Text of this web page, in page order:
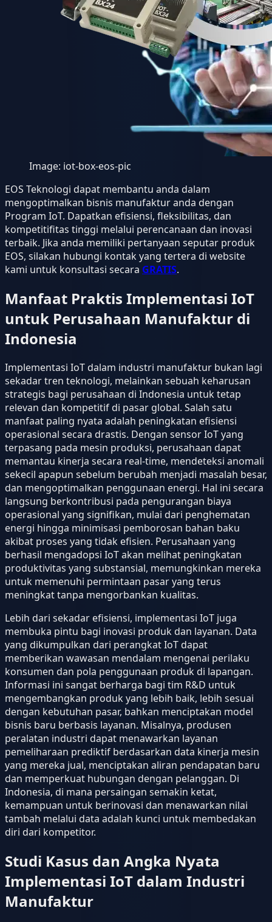
Image: iot-box-eos-pic
EOS Teknologi dapat membantu anda dalam
mengoptimalkan bisnis manufaktur anda dengan
Program IoT. Dapatkan efisiensi, fleksibilitas, dan
kompetitifitas tinggi melalui perencanaan dan inovasi
terbaik. Jika anda memiliki pertanyaan seputar produk
EOS, silakan hubungi kontak yang tertera di website
kami untuk konsultasi secara GRATIS.
Manfaat Praktis Implementasi IoT
untuk Perusahaan Manufaktur di
Indonesia
Implementasi IoT dalam industri manufaktur bukan lagi
sekadar tren teknologi, melainkan sebuah keharusan
strategis bagi perusahaan di Indonesia untuk tetap
relevan dan kompetitif di pasar global. Salah satu
manfaat paling nyata adalah peningkatan efisiensi
operasional secara drastis. Dengan sensor IoT yang
terpasang pada mesin produksi, perusahaan dapat
memantau kinerja secara real-time, mendeteksi anomali
sekecil apapun sebelum berubah menjadi masalah besar,
dan mengoptimalkan penggunaan energi. Hal ini secara
langsung berkontribusi pada pengurangan biaya
operasional yang signifikan, mulai dari penghematan
energi hingga minimisasi pemborosan bahan baku
akibat proses yang tidak efisien. Perusahaan yang
berhasil mengadopsi IoT akan melihat peningkatan
produktivitas yang substansial, memungkinkan mereka
untuk memenuhi permintaan pasar yang terus
meningkat tanpa mengorbankan kualitas.
Lebih dari sekadar efisiensi, implementasi IoT juga
membuka pintu bagi inovasi produk dan layanan. Data
yang dikumpulkan dari perangkat IoT dapat
memberikan wawasan mendalam mengenai perilaku
konsumen dan pola penggunaan produk di lapangan.
Informasi ini sangat berharga bagi tim R&D untuk
mengembangkan produk yang lebih baik, lebih sesuai
dengan kebutuhan pasar, bahkan menciptakan model
bisnis baru berbasis layanan. Misalnya, produsen
peralatan industri dapat menawarkan layanan
pemeliharaan prediktif berdasarkan data kinerja mesin
yang mereka jual, menciptakan aliran pendapatan baru
dan memperkuat hubungan dengan pelanggan. Di
Indonesia, di mana persaingan semakin ketat,
kemampuan untuk berinovasi dan menawarkan nilai
tambah melalui data adalah kunci untuk membedakan
diri dari kompetitor.
Studi Kasus dan Angka Nyata
Implementasi IoT dalam Industri
Manufaktur